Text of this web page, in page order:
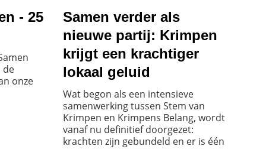
- 25
de
onze
Samen verder als
nieuwe partij: Krimpen
krijgt een krachtiger
lokaal geluid
Wat begon als een intensieve
samenwerking tussen Stem van
Krimpen en Krimpens Belang, wordt
vanaf nu definitief doorgezet:
krachten zijn gebundeld en er is één